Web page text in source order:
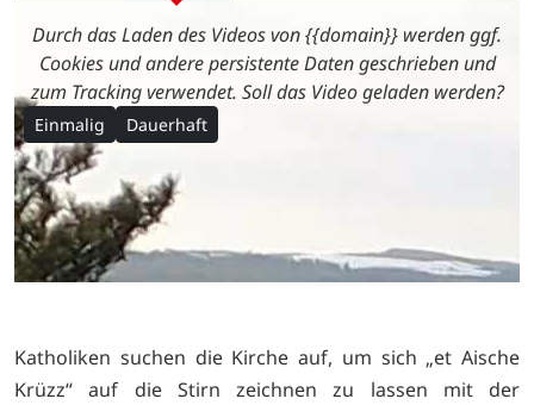
Durch das Laden des Videos von {{domain}} werden ggf.
Cookies und andere persistente Daten geschrieben und
zum Tracking verwendet. Soll das Video geladen werden?
Einmalig Dauerhaft
Katholiken suchen die Kirche auf, um sich „et Aische
Krüzz“ auf die Stirn zeichnen zu lassen mit der